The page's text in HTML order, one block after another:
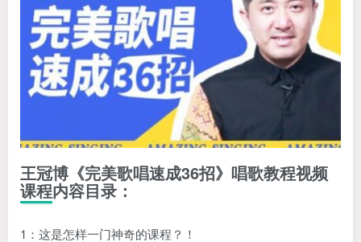
王冠博《完美歌唱速成36招》唱歌教程视频
课程内容目录：
1：这是怎样一门神奇的课程？！